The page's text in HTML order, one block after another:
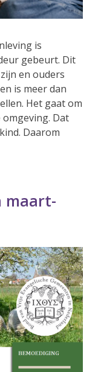
is
gebeurt. Dit
en ouders
is meer dan
Het gaat om
Dat
Daarom
maart-